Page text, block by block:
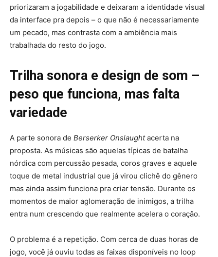
priorizaram a jogabilidade e deixaram a identidade visual
da interface pra depois – o que não é necessariamente
um pecado, mas contrasta com a ambiência mais
trabalhada do resto do jogo.
Trilha sonora e design de som –
peso que funciona, mas falta
variedade
A parte sonora de Berserker Onslaughtacerta na
proposta. As músicas são aquelas típicas de batalha
nórdica com percussão pesada, coros graves e aquele
toque de metal industrial que já virou clichê do gênero
mas ainda assim funciona pra criar tensão. Durante os
momentos de maior aglomeração de inimigos, a trilha
entra num crescendo que realmente acelera o coração.
O problema é a repetição. Com cerca de duas horas de
jogo, você já ouviu todas as faixas disponíveis no loop